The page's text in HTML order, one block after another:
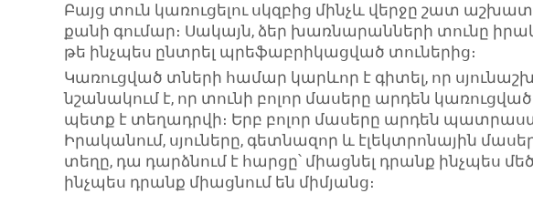
Բայց տուն կառուցելու սկզբից մինչև վերջը շատ
քանի գումար։ Սակայն, ձեր խառնարանների տունը
թե ինչպես ընտրել պրեֆաբրիկացված տուներից։
Կառուցված տների համար կարևոր է գիտել, որ
նշանակում է, որ տունի բոլոր մասերը արդեն
պետք է տեղադրվի։ Երբ բոլոր մասերը արդեն
Իրականում, սյուները, գետնազոր և էլեկտրոնային
տեղը, դա դարձնում է հարցը՝ միացնել դրանք ինչպես
ինչպես դրանք միացնում են միմյանց։